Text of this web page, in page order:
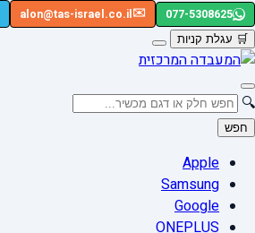
077-5308625
✉️
alon@tas-israel.co.il
🛒 עגלת קניות
🔍
חפש
Apple
Samsung
Google
ONEPLUS